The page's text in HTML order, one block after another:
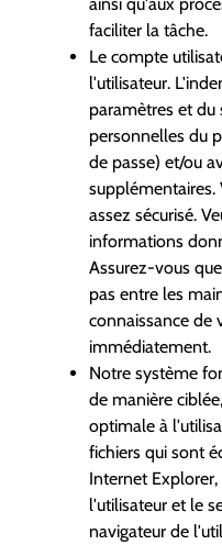
faciliter la tâche.
Le compte
l'utilisateur.
paramètres et du
personnelles du
de passe) et/ou
supplémentaires.
assez sécurisé.
informations
Assurez-vous
pas entre les
connaissance de
immédiatement.
Notre système
de manière
optimale à
fichiers qui sont
Internet Explorer,
l'utilisateur et le
navigateur de